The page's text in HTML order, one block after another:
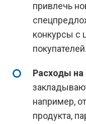
привлечь
конкурсы с
покупателей.
Расходы
например,
продукта,